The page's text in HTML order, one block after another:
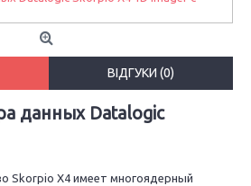
ВІДГУКИ (0)
данных Datalogic
Skorpio X4 имеет многоядерный